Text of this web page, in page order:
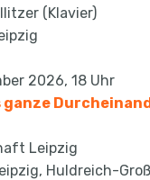
(Klavier)
2026, 18 Uhr
Leipzig
Huldreich-